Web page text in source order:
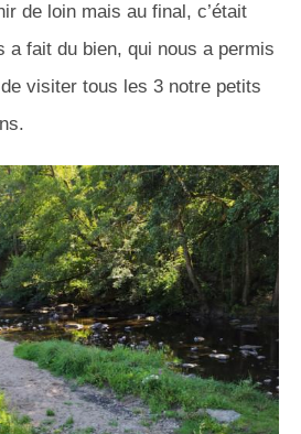
de loin mais au final, c’était
a fait du bien, qui nous a permis
visiter tous les 3 notre petits